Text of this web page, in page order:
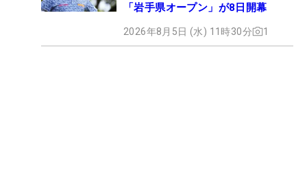
「岩手県オープン」が8日開幕
2026年8月5日 (水) 11時30分 1